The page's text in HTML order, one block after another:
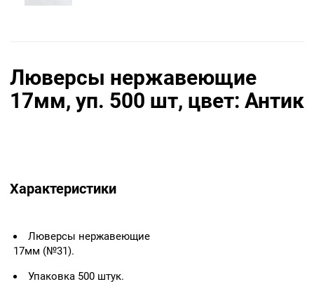
Люверсы нержавеющие
17мм, уп. 500 шт, цвет: Антик
Характеристики
Люверсы нержавеющие
17мм (№31).
Упаковка 500 штук.